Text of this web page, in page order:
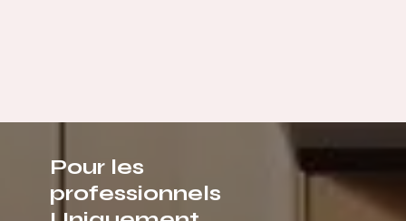
Pour les
professionnels